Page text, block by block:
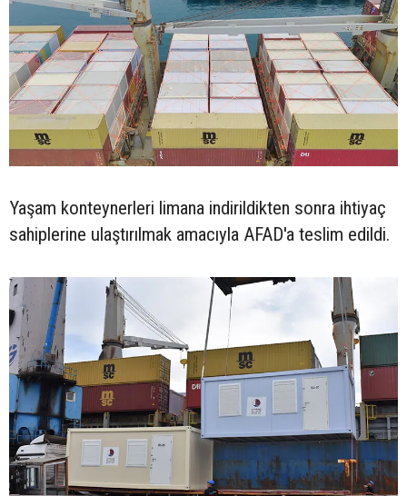
Yaşam konteynerleri limana indirildikten sonra ihtiyaç
sahiplerine ulaştırılmak amacıyla AFAD'a teslim edildi.